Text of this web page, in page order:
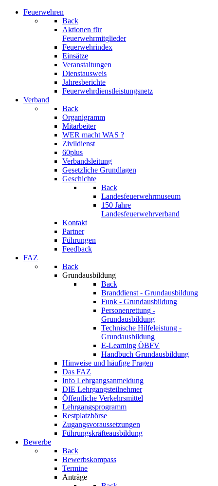
Feuerwehren
Back
Aktionen für
Feuerwehrmitglieder
Feuerwehrindex
Einsätze
Veranstaltungen
Dienstausweis
Jahresberichte
Feuerwehrdienstleistungsnetz
Verband
Back
Organigramm
Mitarbeiter
WER macht WAS ?
Zivildienst
60plus
Verbandsleitung
Gesetzliche Grundlagen
Geschichte
Back
Landesfeuerwehrmuseum
150 Jahre
Landesfeuerwehrverband
Kontakt
Partner
Führungen
Feedback
FAZ
Back
Grundausbildung
Back
Branddienst - Grundausbildung
Funk - Grundausbildung
Personenrettung -
Grundausbildung
Technische Hilfeleistung -
Grundausbildung
E-Learning ÖBFV
Handbuch Grundausbildung
Hinweise und häufige Fragen
Das FAZ
Info Lehrgangsanmeldung
DIE Lehrgangsteilnehmer
Öffentliche Verkehrsmittel
Lehrgangsprogramm
Restplatzbörse
Zugangsvoraussetzungen
Führungskräfteausbildung
Bewerbe
Back
Bewerbskompass
Termine
Anträge